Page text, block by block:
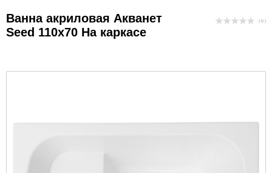
Ванна акриловая Акванет
Seed 110x70 На каркасе
( 0 )